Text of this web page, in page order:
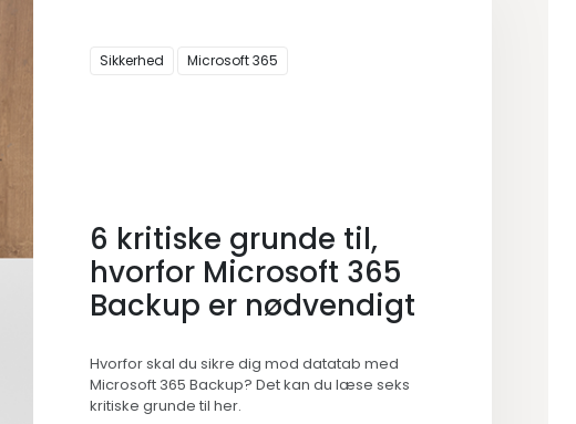
Sikkerhed Microsoft 365
6 kritiske grunde til,
hvorfor Microsoft 365
Backup er nødvendigt
Hvorfor skal du sikre dig mod datatab med
Microsoft 365 Backup? Det kan du læse seks
kritiske grunde til her.